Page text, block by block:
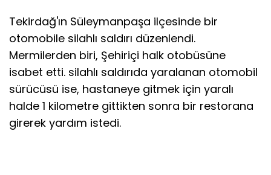
Tekirdağ'ın Süleymanpaşa ilçesinde bir
otomobile silahlı saldırı düzenlendi.
Mermilerden biri, Şehiriçi halk otobüsüne
isabet etti. silahlı saldırıda yaralanan otomobil
sürücüsü ise, hastaneye gitmek için yaralı
halde 1 kilometre gittikten sonra bir restorana
girerek yardım istedi.